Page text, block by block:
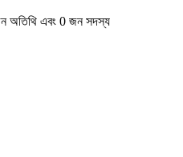
অতিথি এবং 0 জন সদস্য